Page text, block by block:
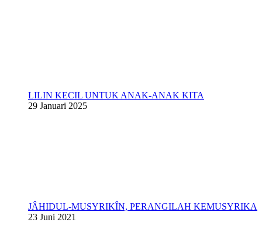
LILIN KECIL UNTUK ANAK-ANAK KITA
29 Januari 2025
JÂHIDUL-MUSYRIKÎN, PERANGILAH KEMUSYRIKA
23 Juni 2021